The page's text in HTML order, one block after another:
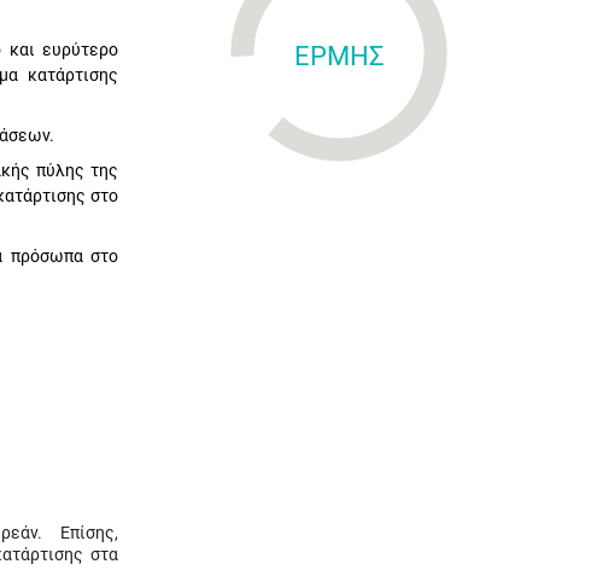
και ευρύτερο
κατάρτισης
πύλης της
στο
πρόσωπα στο
Επίσης,
στα
ΕΡΜΗΣ